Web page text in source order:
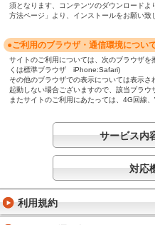
須となります、コンテンツのダウンロード
方法ページ」より、インストールをお願い致
●ご利用のブラウザ・通信環境につい
サイトのご利用については、次のブラウザを
くは標準ブラウザ iPhone:Safari)
その他のブラウザでの表示については表示
起動しない場合ございますので、該当ブラウ
またサイトのご利用にあたっては、4G回線
サービス内
対応
利用規約